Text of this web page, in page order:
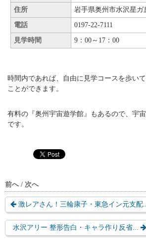
住所 岩手県奥州市水沢星ガ
電話 0197-22-7111
見学時間 9：00～17：00
時間内であれば、自由に見学コースを歩い
ことができます。
有料の『奥州宇宙遊学館』もあるので、宇
です。
前へ / 次へ
激レアさん！三輪康子・東急イン元支配
水沢アリー 整形告白・キャラ作り反省...